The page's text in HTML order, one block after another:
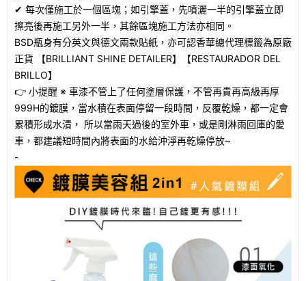
✔ 每次僅施工於一個區塊；如引擎蓋，先噴灑一半的引擎蓋立即
擦亮後再施工另外一半，其餘區塊施工方法亦相同。
BSD瓶身有分英文與德文兩款貼紙，亦可認香華總代理標籤為原廠
正貨 【BRILLIANT SHINE DETAILER】【RESTAURADOR DEL
BRILLO】
👉 小提醒 ※ 車漆不管上了任何塗層保護，不管再貴再高級再厚
999H的鍍膜，當水積在表面停留一段時間，反覆乾燥，都一定會
累積形成水漬， 所以當雨天過後的室外車，或是剛淋雨回庫的愛
車，都建議短時間內將表面的水給沖淨再乾燥停放~
-